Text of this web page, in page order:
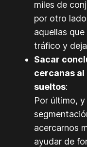
miles de
por otro
aquellas
tráfico y
Sacar
cercanas al
sueltos:
Por último,
acercarnos
ayudar de